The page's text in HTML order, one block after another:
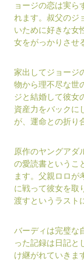
ョージの恋は実ら
れます。叔父のジ
いために好きな女
女をがっかりさせ
家出してジョージ
物から理不尽な世
ジと結婚して彼女
資産力をバックに
が、運命との折り
原作のヤングアダ
の愛読書というこ
ます。父親ロロが
に戦って彼女を取
渡すというラスト
バーディは完璧な
った記録は日記と
け継がれていきま